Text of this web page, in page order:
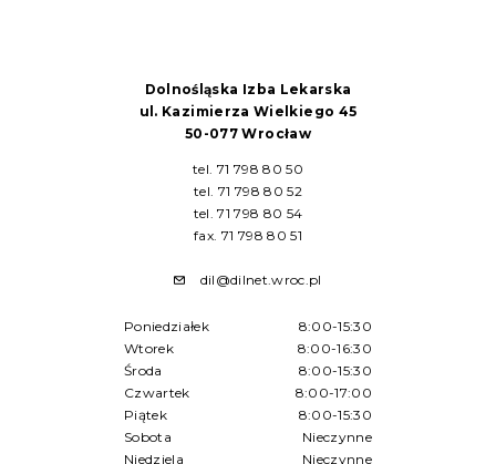
Dolnośląska Izba Lekarska
ul. Kazimierza Wielkiego 45
50-077 Wrocław
tel. 71 798 80 50
tel. 71 798 80 52
tel. 71 798 80 54
fax. 71 798 80 51
dil@dilnet.wroc.pl
Poniedziałek
8:00-15:30
Wtorek
8:00-16:30
Środa
8:00-15:30
Czwartek
8:00-17:00
Piątek
8:00-15:30
Sobota
Nieczynne
Niedziela
Nieczynne